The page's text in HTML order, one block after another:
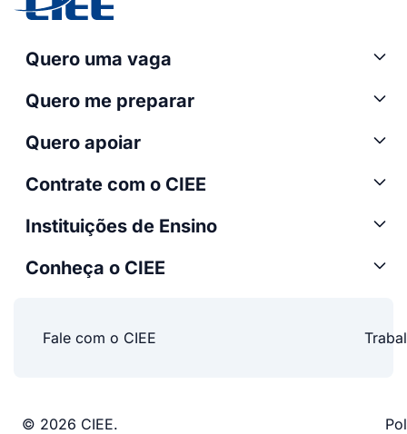
Quero uma vaga
Quero me preparar
Quero apoiar
Contrate com o CIEE
Instituições de Ensino
Conheça o CIEE
Fale com o CIEE
© 2026 CIEE.